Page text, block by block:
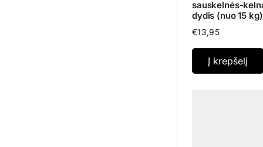
sauskelnės-
dydis (nuo 15
€13,95
Į krepšelį